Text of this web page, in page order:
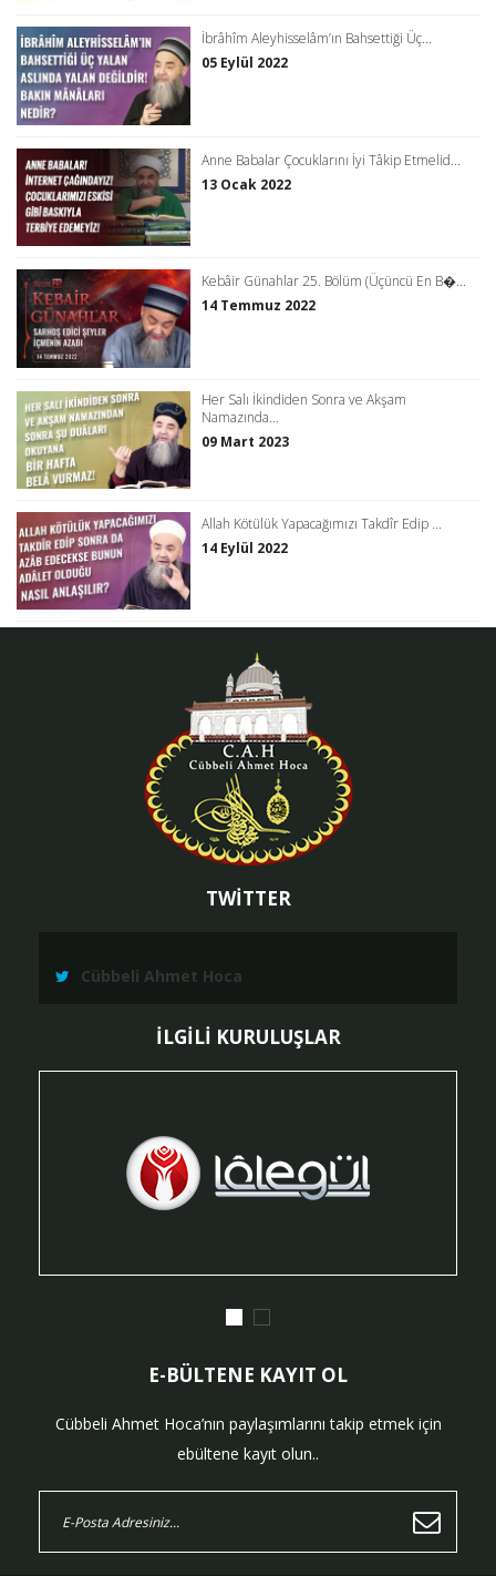
İbrâhîm Aleyhisselâm’ın Bahsettiği Üç...
05 Eylül 2022
Anne Babalar Çocuklarını İyi Tâkip Etmelid...
13 Ocak 2022
Kebâir Günahlar 25. Bölüm (Üçüncü En B�...
14 Temmuz 2022
Her Salı İkindiden Sonra ve Akşam
Namazında...
09 Mart 2023
Allah Kötülük Yapacağımızı Takdîr Edip ...
14 Eylül 2022
TWİTTER
Cübbeli Ahmet Hoca
İLGİLİ KURULUŞLAR
E-BÜLTENE KAYIT OL
Cübbeli Ahmet Hoca’nın paylaşımlarını takip etmek için
ebültene kayıt olun..